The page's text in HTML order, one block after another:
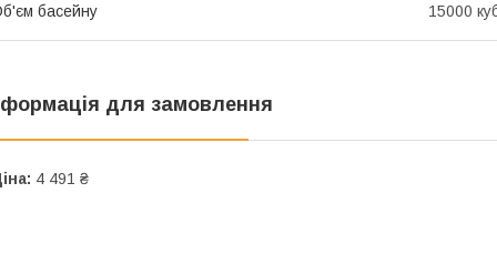
басейну 15000
для замовлення
4 491 ₴